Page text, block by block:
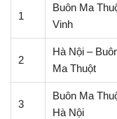
1
Buôn Ma
Vinh
2
Hà Nội –
Ma Thuột
3
Buôn Ma
Hà Nội